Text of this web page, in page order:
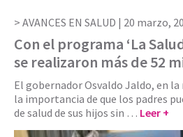
AVANCES EN SALUD | 20 marzo,
Con el programa ‘La
se realizaron más de 52
El gobernador Osvaldo Jaldo, en la
la importancia de que los padres
de salud de sus hijos sin … Leer +